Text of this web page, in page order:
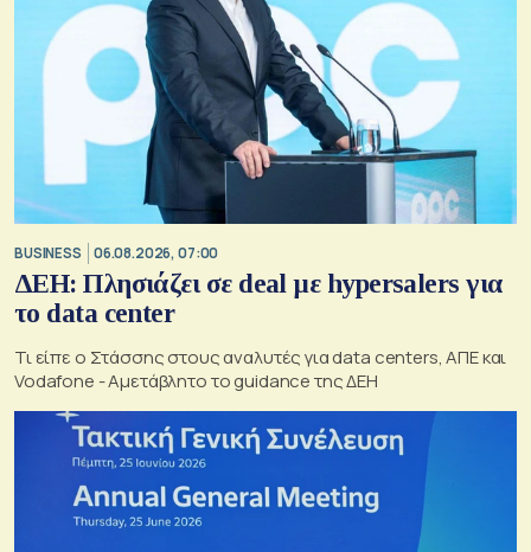
BUSINESS 06.08.2026, 07:00
ΔΕΗ: Πλησιάζει σε deal με hypersalers για
το data center
Τι είπε ο Στάσσης στους αναλυτές για data centers, ΑΠΕ και
Vodafone - Αμετάβλητο το guidance της ΔΕΗ